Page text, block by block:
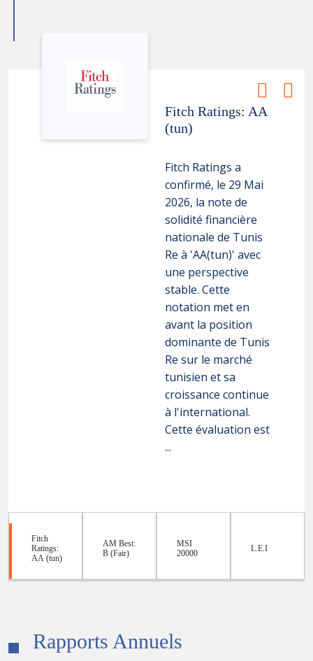
Fitch Ratings: AA
(tun)
Fitch Ratings a
confirmé, le 29 Mai
2026, la note de
solidité financière
nationale de Tunis
Re à 'AA(tun)' avec
une perspective
stable. Cette
notation met en
avant la position
dominante de Tunis
Re sur le marché
tunisien et sa
croissance continue
à l'international.
Cette évaluation est
...
Fitch
Ratings:
AA (tun)
AM Best:
B (Fair)
MSI
20000
L.E.I
Rapports Annuels